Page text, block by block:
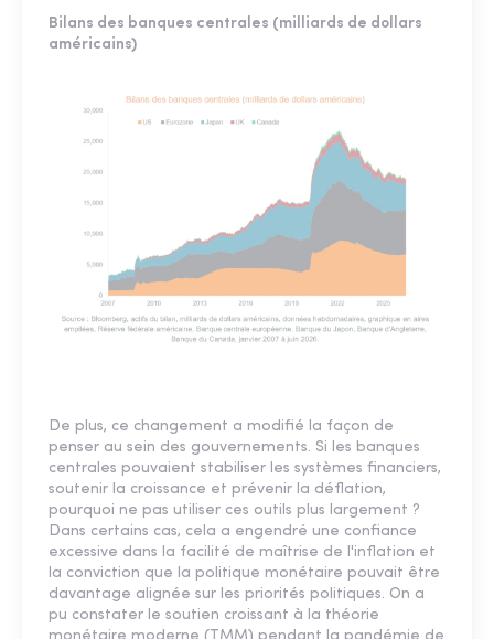
Bilans des banques centrales (milliards de dollars
américains)
De plus, ce changement a modifié la façon de
penser au sein des gouvernements. Si les banques
centrales pouvaient stabiliser les systèmes financiers,
soutenir la croissance et prévenir la déflation,
pourquoi ne pas utiliser ces outils plus largement ?
Dans certains cas, cela a engendré une confiance
excessive dans la facilité de maîtrise de l'inflation et
la conviction que la politique monétaire pouvait être
davantage alignée sur les priorités politiques. On a
pu constater le soutien croissant à la théorie